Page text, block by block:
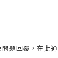
題回覆，在此